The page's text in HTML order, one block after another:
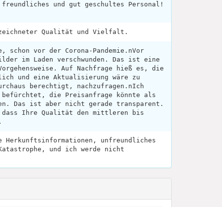
freundliches und gut geschultes Personal!
Qualität und Vielfalt.
vor der Corona-Pandemie.nVor
im Laden verschwunden. Das ist eine
Auf Nachfrage hieß es, die
und eine Aktualisierung wäre zu
berechtigt, nachzufragen.nIch
befürchtet, die Preisanfrage könnte als
Das ist aber nicht gerade transparent.
dass Ihre Qualität den mittleren bis
Herkunftsinformationen, unfreundliches
und ich werde nicht